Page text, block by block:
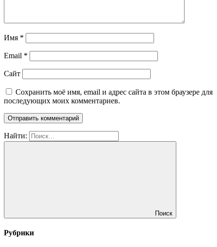
Имя *
Email *
Сайт
Сохранить моё имя, email и адрес сайта в этом браузере для
последующих моих комментариев.
Найти:
Поиск
Рубрики